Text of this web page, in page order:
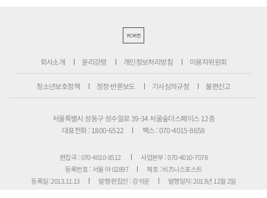
PC버전
회사소개 윤리강령 개인정보처리방침 이용자위원회
청소년보호정책 정정·반론보도 기사심의규정 불편신고
서울특별시 성동구 성수일로 39-34 서울숲더스페이스 12층
대표전화 : 1800-6522
팩스 : 070-4015-8658
편집국 : 070-4010-8512
사업본부 : 070-4010-7078
등록번호 : 서울 아 02897
제호 : 비즈니스포스트
등록일: 2013.11.13
발행·편집인 : 강석운
발행일자: 2013년 12월 2일